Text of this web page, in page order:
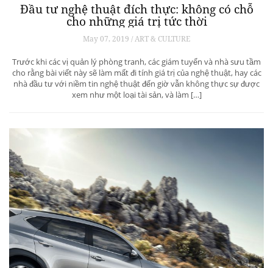
Đầu tư nghệ thuật đích thực: không có chỗ
cho những giá trị tức thời
May 07, 2019 / ART & CULTURE
Trước khi các vị quản lý phòng tranh, các giám tuyển và nhà sưu tầm
cho rằng bài viết này sẽ làm mất đi tính giá trị của nghệ thuật, hay các
nhà đầu tư với niềm tin nghệ thuật đến giờ vẫn không thực sự được
xem như một loại tài sản, và làm […]